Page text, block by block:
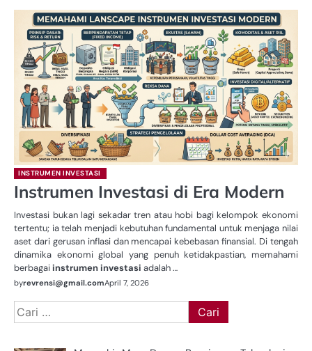
INSTRUMEN INVESTASI
Instrumen Investasi di Era Modern
Investasi bukan lagi sekadar tren atau hobi bagi kelompok ekonomi
tertentu; ia telah menjadi kebutuhan fundamental untuk menjaga nilai
aset dari gerusan inflasi dan mencapai kebebasan finansial. Di tengah
dinamika ekonomi global yang penuh ketidakpastian, memahami
berbagaiinstrumen investasi adalah …
byrevrensi@gmail.comApril 7, 2026
Cari
untuk: